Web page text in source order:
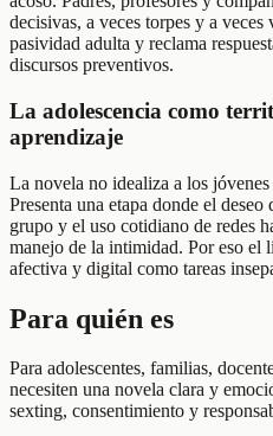
decisivas, a veces torpes y a
pasividad adulta y reclama
discursos preventivos.
La adolescencia como
aprendizaje
La novela no idealiza a los
Presenta una etapa donde el
grupo y el uso cotidiano de redes
manejo de la intimidad. Por eso el
afectiva y digital como tareas
Para quién es
Para adolescentes, familias,
necesiten una novela clara y
sexting, consentimiento y